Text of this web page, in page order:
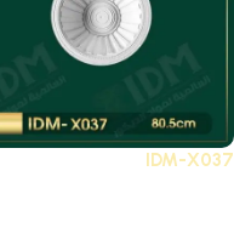
IDM-X037